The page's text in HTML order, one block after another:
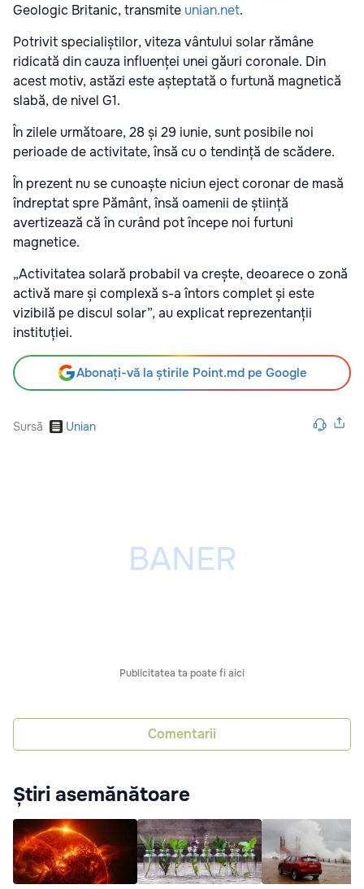
Geologic Britanic, transmite unian.net.
Potrivit specialiștilor, viteza vântului solar rămâne
ridicată din cauza influenței unei găuri coronale. Din
acest motiv, astăzi este așteptată o furtună magnetică
slabă, de nivel G1.
În zilele următoare, 28 și 29 iunie, sunt posibile noi
perioade de activitate, însă cu o tendință de scădere.
În prezent nu se cunoaște niciun eject coronar de masă
îndreptat spre Pământ, însă oamenii de știință
avertizează că în curând pot începe noi furtuni
magnetice.
„Activitatea solară probabil va crește, deoarece o zonă
activă mare și complexă s-a întors complet și este
vizibilă pe discul solar”, au explicat reprezentanții
instituției.
Abonați-vă la știrile Point.md pe Google
Sursă Unian
Publicitatea ta poate fi aici
Comentarii
Știri asemănătoare